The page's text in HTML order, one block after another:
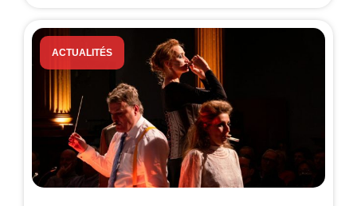
ACTUALITÉS